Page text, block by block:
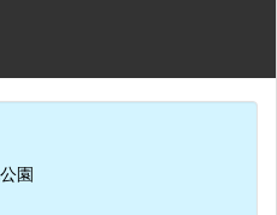
園